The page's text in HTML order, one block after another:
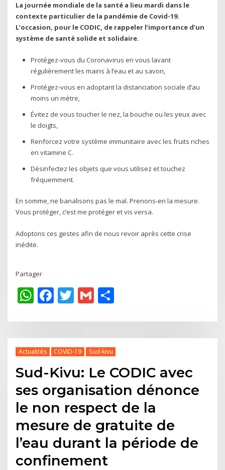
La journée mondiale de la santé a lieu mardi dans le
contexte particulier de la pandémie de Covid-19.
L’occasion, pour le CODIC, de rappeler l’importance d’un
système de santé solide et solidaire.
Protégez-vous du Coronavirus en vous lavant
régulièrement les mains à l’eau et au savon,
Protégez-vous en adoptant la distanciation sociale d’au
moins un mètre,
Évitez de vous toucher le nez, la bouche ou les yeux avec
le doigts,
Renforcez votre système immunitaire avec les fruits riches
en vitamine C.
Désinfectez les objets que vous utilisez et touchez
fréquemment.
En somme, ne banalisons pas le mal. Prenons-en la mesure.
Vous protéger, c’est me protéger et vis versa.
Adoptons ces gestes afin de nous revoir après cette crise
inédite.
Partager
WhatsApp
Facebook
Twitter
Gmail
Actualités COVID-19 Sud-kivu
Sud-Kivu: Le CODIC avec
ses organisation dénonce
le non respect de la
mesure de gratuite de
l’eau durant la période de
confinement